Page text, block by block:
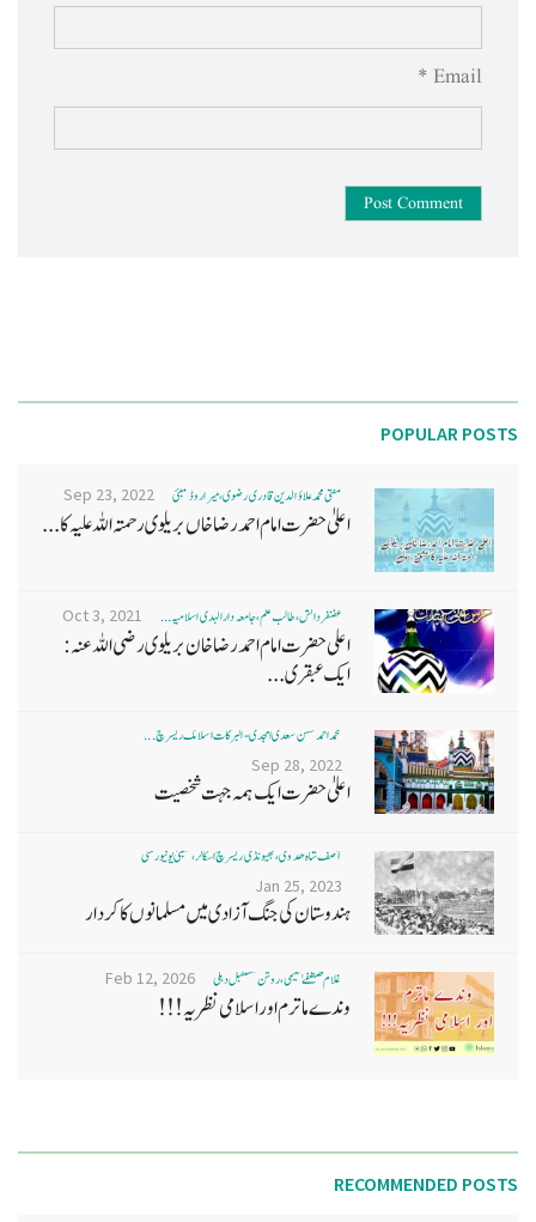
Email *
Post Comment
POPULAR POSTS
مفتی محمد علاؤ الدین قادری رضوی ، میرا روڈ ممبئی Sep 23, 2022
اعلیٰ حضرت امام احمد رضا خاں بر یلو ی رحمتہ اللہ علیہ کا...
غضنفر دانش، طالب علم، جامعہ دارالہدی اسلامیہ ... Oct 3, 2021
اعلی حضرت امام احمد رضا خان بریلوی رضی اللہ عنہ:
ایک عبقری...
محمد احمد حسن سعدی امجدی - البرکات اسلامک ریسرچ ...
Sep 28, 2022
اعلیٰ حضرت ایک ہمہ جہت شخصیت
آصف شاہ ھدوی، بھیونڈی ریسرچ اسکالر، ممبئی یونیورسٹی
Jan 25, 2023
ہندوستان کی جنگ آزادی میں مسلمانوں کا کردار
غلام مصطفےٰ نعیمی، روشن مستقبل دہلی Feb 12, 2026
وندے ماترم اور اسلامی نظریہ!!!
RECOMMENDED POSTS